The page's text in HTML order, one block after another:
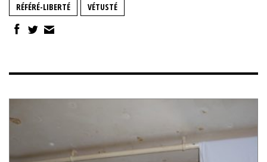
RÉFÉRÉ-LIBERTÉ VÉTUSTÉ